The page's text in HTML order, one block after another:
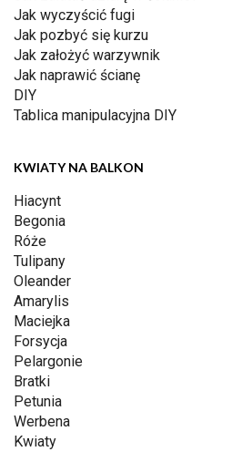
Jak wyczyścić fugi
Jak pozbyć się kurzu
Jak założyć warzywnik
Jak naprawić ścianę
DIY
Tablica manipulacyjna DIY
KWIATY NA BALKON
Hiacynt
Begonia
Róże
Tulipany
Oleander
Amarylis
Maciejka
Forsycja
Pelargonie
Bratki
Petunia
Werbena
Kwiaty